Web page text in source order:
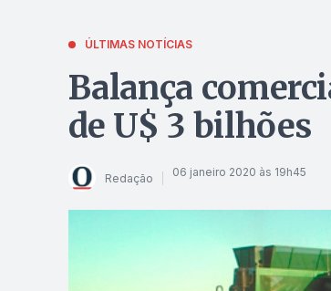
ÚLTIMAS NOTÍCIAS
Balança
de U$ 3 bilhões
Redação 06 janeiro 2020 às 19h45